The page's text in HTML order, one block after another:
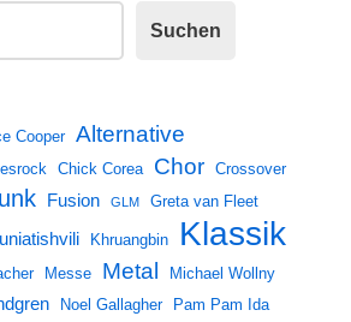
Suchen
Cooper Alternative
Chick Corea Chor Crossover
Fusion GLM Greta van Fleet
Khruangbin Klassik
Messe Metal Michael Wollny
Noel Gallagher Pam Pam Ida